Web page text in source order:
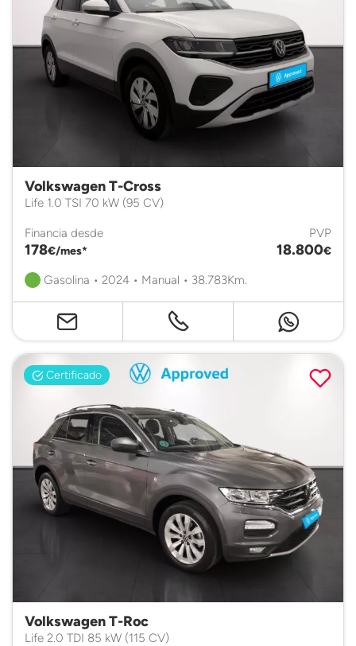
Volkswagen T-Cross
Life 1.0 TSI 70 kW (95 CV)
Financia desde
178€/mes*
PVP
18.800€
Gasolina • 2024 • Manual • 38.783Km.
Certificado
Volkswagen T-Roc
Life 2.0 TDI 85 kW (115 CV)